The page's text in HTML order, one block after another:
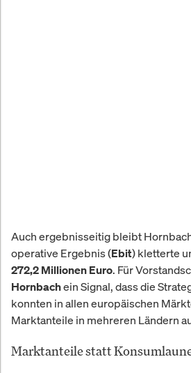
Auch ergebnisseitig bleibt
operative Ergebnis (Ebit) kletterte
272,2 Millionen Euro. Für
Hornbachein Signal, dass die
konnten in allen europäischen
Marktanteile in mehreren Ländern
Marktanteile statt